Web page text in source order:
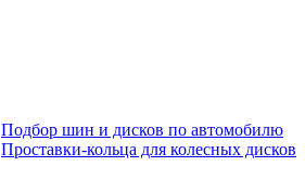
Подбор шин и дисков по автомобилю
Проставки-кольца для колесных дисков